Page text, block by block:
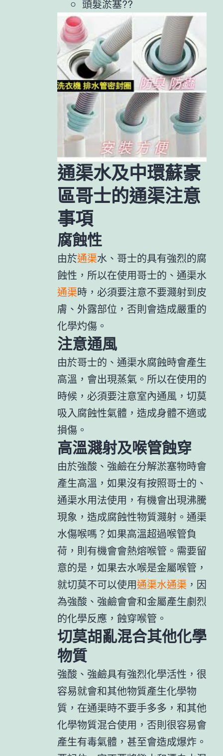
頭髮淤塞??
通渠水及中環蘇豪
區哥士的通渠注意
事項
腐蝕性
由於通渠水、哥士的具有強烈的腐
蝕性，所以在使用哥士的、通渠水
通渠時，必須要注意不要濺射到皮
膚、外露部位，否則會造成嚴重的
化學灼傷。
注意通風
由於哥士的、通渠水腐蝕時會產生
高溫，會出現蒸氣。所以在使用的
時候，必須要注意室內通風，切莫
吸入腐蝕性氣體，造成身體不適或
損傷。
高溫濺射及喉管蝕穿
由於強酸、強鹼在分解淤塞物時會
產生高溫，如果沒有按照哥士的、
通渠水用法使用，有機會出現沸騰
現象，造成腐蝕性物質濺射。通渠
水傷喉嗎？如果高溫超過喉管負
荷，則有機會會熱熔喉管。需要留
意的是，如果去水喉是金屬喉管，
就切莫不可以使用通渠水通渠 ，因
為強酸、強鹼會會和金屬產生劇烈
的化學反應，蝕穿喉管。
切莫胡亂混合其他化學
物質
強酸、強鹼具有強烈化學活性，很
容易就會和其他物質產生化學物
質，在通渠時不要手多多，和其他
化學物質混合使用，否則很容易會
產生有毒氣體，甚至會造成爆炸。